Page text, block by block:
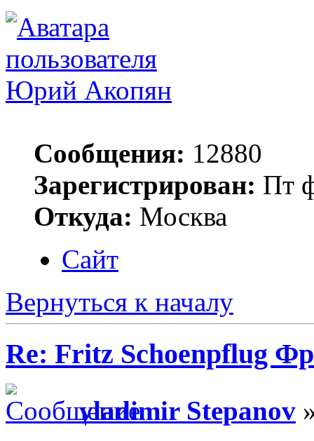
Юрий Акопян
Сообщения: 12880
Зарегистрирован: Пт
Откуда: Москва
Сайт
Вернуться к началу
Re: Fritz Schoenpflug
vladimir Stepanov